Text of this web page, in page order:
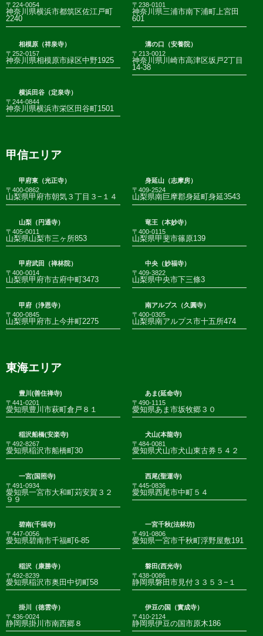
〒224-0054
神奈川県横浜市都筑区佐江戸町
2240
〒238-0101
神奈川県三浦市南下浦町上宮田
601
相模原（祥泉寺）
〒252-0157
神奈川県相模原市緑区中野1925
溝の口（安養院）
〒213-0012
神奈川県川崎市高津区坂戸2丁目
14-38
横浜田谷（定泉寺）
〒244-0844
神奈川県横浜市栄区田谷町1501
甲信エリア
甲府東（光正寺）
〒400-0862
山梨県甲府市朝気３丁目３−１４
身延山（志摩房）
〒409-2524
山梨県南巨摩郡身延町身延3543
山梨（円通寺）
〒405-0011
山梨県山梨市三ヶ所853
竜王（本妙寺）
〒400-0115
山梨県甲斐市篠原139
甲府武田（禅林院）
〒400-0014
山梨県甲府市古府中町3473
中央（妙福寺）
〒409-3822
山梨県中央市下三條3
甲府（浄恩寺）
〒400-0845
山梨県甲府市上今井町2275
南アルプス（久圓寺）
〒400-0305
山梨県南アルプス市十五所474
東海エリア
豊川(善住禅寺)
〒441-0201
愛知県豊川市萩町倉戸８１
あま(延命寺)
〒490-1115
愛知県あま市坂牧郷３０
稲沢船橋(安楽寺)
〒492-8267
愛知県稲沢市船橋町30
犬山(本龍寺)
〒484-0081
愛知県犬山市犬山東古券５４２
一宮(国照寺)
〒491-0934
愛知県一宮市大和町苅安賀３２
９９
西尾(聖運寺)
〒445-0836
愛知県西尾市中町５４
碧南(千福寺)
〒447-0056
愛知県碧南市千福町6-85
一宮千秋(法林坊)
〒491-0806
愛知県一宮市千秋町浮野屋敷191
稲沢（康勝寺）
〒492-8239
愛知県稲沢市奥田中切町58
磐田(西光寺)
〒438-0086
静岡県磐田市見付３３５３−１
掛川（徳雲寺）
〒436-0024
静岡県掛川市南西郷８
伊豆の国（實成寺）
〒410-2124
静岡県伊豆の国市原木186